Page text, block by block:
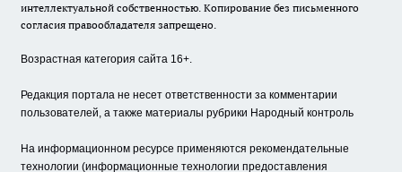
интеллектуальной собственностью. Копирование без письменного
согласия правообладателя запрещено.
Возрастная категория сайта 16+.
Редакция портала не несет ответственности за комментарии
пользователей, а также материалы рубрики Народный контроль
На информационном ресурсе применяются рекомендательные
технологии (информационные технологии предоставления